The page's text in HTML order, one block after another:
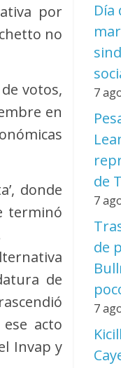
por
no
votos,
en
donde
terminó
de
acto
Invap y
Día
7
de
7
de
7